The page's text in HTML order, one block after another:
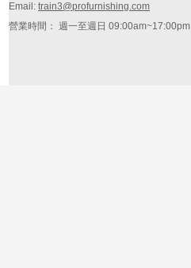
Email: train3@profurnishing.com
營業時間： 週一至週日 09:00am~17:00pm